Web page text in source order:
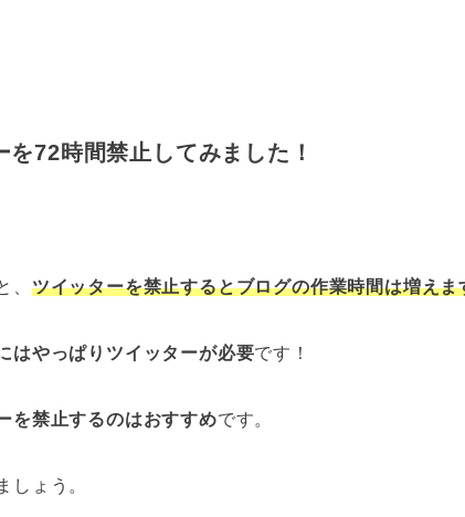
72時間禁止してみました！
、 ツイッターを禁止するとブログの作業時間は増えま
はやっぱり ツイッターが必要です！
を禁止するのはおすすめです。
しょう。